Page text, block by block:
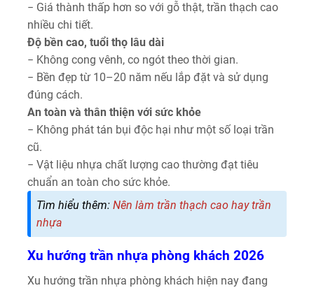
− Giá thành thấp hơn so với gỗ thật, trần thạch cao
nhiều chi tiết.
Độ bền cao, tuổi thọ lâu dài
− Không cong vênh, co ngót theo thời gian.
− Bền đẹp từ 10–20 năm nếu lắp đặt và sử dụng
đúng cách.
An toàn và thân thiện với sức khỏe
− Không phát tán bụi độc hại như một số loại trần
cũ.
− Vật liệu nhựa chất lượng cao thường đạt tiêu
chuẩn an toàn cho sức khỏe.
Tìm hiểu thêm: Nên làm trần thạch cao hay trần
nhựa
Xu hướng trần nhựa phòng khách 2026
Xu hướng trần nhựa phòng khách hiện nay đang